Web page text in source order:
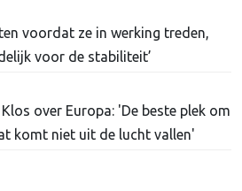
voordat ze in werking treden,
voor de stabiliteit’
over Europa: 'De beste plek om
komt niet uit de lucht vallen'